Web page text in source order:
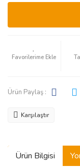
Ürün Paylaş :
Karşılaştır
Ürün Bilgisi